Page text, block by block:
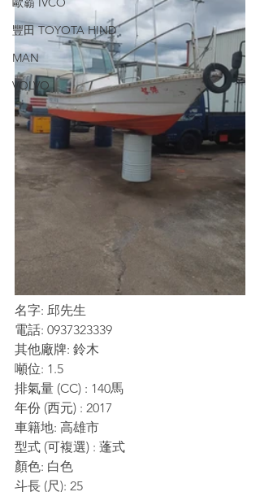
豐田 TOYOTA HIND
MAN
VOLVO
名字: 邱先生
電話: 0937323339
其他廠牌: 鈴木
噸位: 1.5
排氣量 (CC) : 140馬
年份 (西元) : 2017
車籍地: 高雄市
型式 (可複選) : 蓬式
顏色: 白色
斗長 (尺): 25